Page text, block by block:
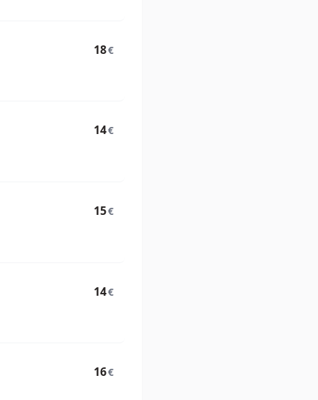
18€
14€
15€
14€
16€